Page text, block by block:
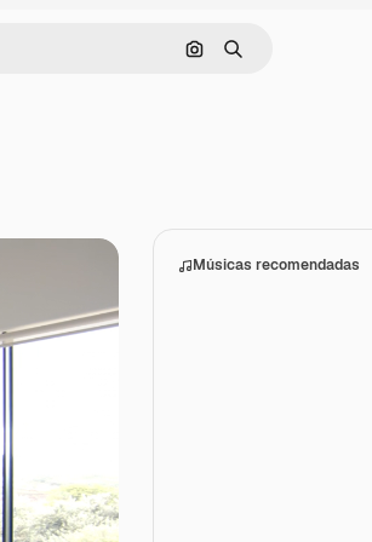
Pesquisar por imagem
Buscar
Músicas recomendadas